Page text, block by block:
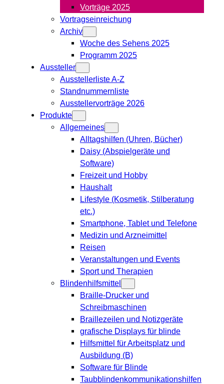
Vorträge 2025
Vortragseinreichung
Archiv
Woche des Sehens 2025
Programm 2025
Aussteller
Ausstellerliste A-Z
Standnummernliste
Ausstellervorträge 2026
Produkte
Allgemeines
Alltagshilfen (Uhren, Bücher)
Daisy (Abspielgeräte und
Software)
Freizeit und Hobby
Haushalt
Lifestyle (Kosmetik, Stilberatung
etc.)
Smartphone, Tablet und Telefone
Medizin und Arzneimittel
Reisen
Veranstaltungen und Events
Sport und Therapien
Blindenhilfsmittel
Braille-Drucker und
Schreibmaschinen
Braillezeilen und Notizgeräte
grafische Displays für blinde
Hilfsmittel für Arbeitsplatz und
Ausbildung (B)
Software für Blinde
Taubblindenkommunikationshilfen